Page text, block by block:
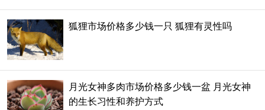
狐狸市场价格多少钱一只 狐狸有灵性吗
月光女神多肉市场价格多少钱一盆 月光女神
的生长习性和养护方式